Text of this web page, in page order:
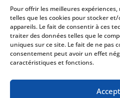
Pour offrir les meilleures
telles que les cookies pour stocker
appareils. Le fait de consentir à ces
traiter des données telles que le
uniques sur ce site. Le fait de ne pas
consentement peut avoir un effet
caractéristiques et fonctions.